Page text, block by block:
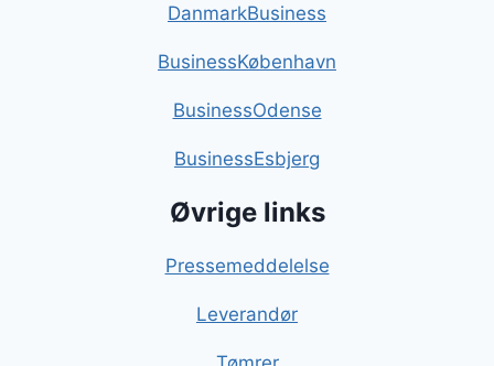
DanmarkBusiness
BusinessKøbenhavn
BusinessOdense
BusinessEsbjerg
Øvrige links
Pressemeddelelse
Leverandør